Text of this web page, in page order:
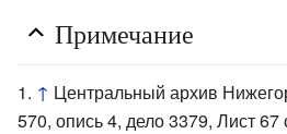
Примечание
↑ Центральный архив
570, опись 4, дело 3379, Лист